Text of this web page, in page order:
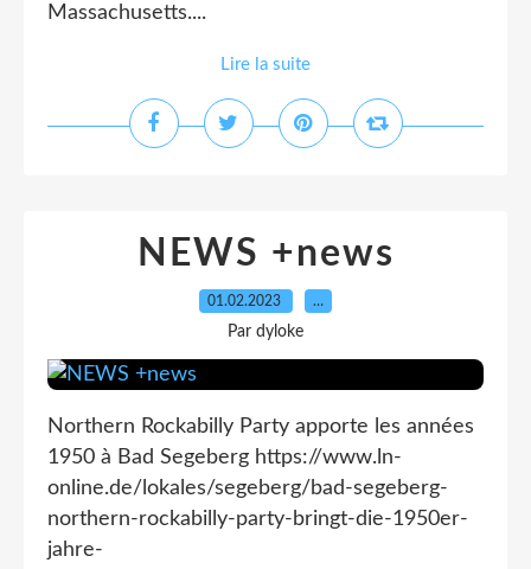
Massachusetts....
Lire la suite
NEWS +news
01.02.2023 …
Par dyloke
Northern Rockabilly Party apporte les années
1950 à Bad Segeberg https://www.ln-
online.de/lokales/segeberg/bad-segeberg-
northern-rockabilly-party-bringt-die-1950er-
jahre-